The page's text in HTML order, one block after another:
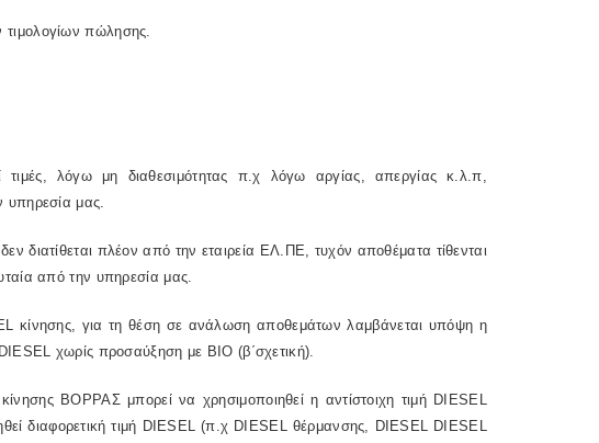
τιμολογίων πώλησης.
λόγω μη διαθεσιμότητας π.χ λόγω αργίας, απεργίας κ.λ.π,
υπηρεσία μας.
διατίθεται πλέον από την εταιρεία ΕΛ.ΠΕ, τυχόν αποθέματα τίθενται
από την υπηρεσία μας.
κίνησης, για τη θέση σε ανάλωση αποθεμάτων λαμβάνεται υπόψη η
χωρίς προσαύξηση με BIO (β΄σχετική).
ΒΟΡΡΑΣ μπορεί να χρησιμοποιηθεί η αντίστοιχη τιμή DIESEL
διαφορετική τιμή DIESEL (π.χ DIESEL θέρμανσης, DIESEL DIESEL